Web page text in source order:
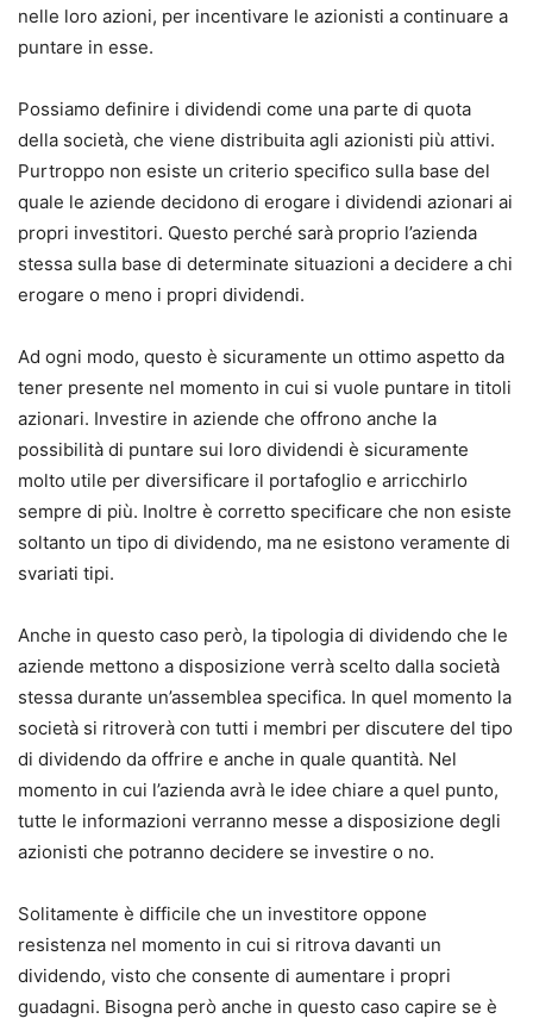
nelle loro azioni, per incentivare le azionisti a continuare a
puntare in esse.
Possiamo definire i dividendi come una parte di quota
della società, che viene distribuita agli azionisti più attivi.
Purtroppo non esiste un criterio specifico sulla base del
quale le aziende decidono di erogare i dividendi azionari ai
propri investitori. Questo perché sarà proprio l’azienda
stessa sulla base di determinate situazioni a decidere a chi
erogare o meno i propri dividendi.
Ad ogni modo, questo è sicuramente un ottimo aspetto da
tener presente nel momento in cui si vuole puntare in titoli
azionari. Investire in aziende che offrono anche la
possibilità di puntare sui loro dividendi è sicuramente
molto utile per diversificare il portafoglio e arricchirlo
sempre di più. Inoltre è corretto specificare che non esiste
soltanto un tipo di dividendo, ma ne esistono veramente di
svariati tipi.
Anche in questo caso però, la tipologia di dividendo che le
aziende mettono a disposizione verrà scelto dalla società
stessa durante un’assemblea specifica. In quel momento la
società si ritroverà con tutti i membri per discutere del tipo
di dividendo da offrire e anche in quale quantità. Nel
momento in cui l’azienda avrà le idee chiare a quel punto,
tutte le informazioni verranno messe a disposizione degli
azionisti che potranno decidere se investire o no.
Solitamente è difficile che un investitore oppone
resistenza nel momento in cui si ritrova davanti un
dividendo, visto che consente di aumentare i propri
guadagni. Bisogna però anche in questo caso capire se è